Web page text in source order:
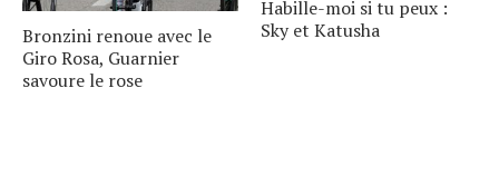
Bronzini renoue avec le
Giro Rosa, Guarnier
savoure le rose
Habille-moi si tu peux :
Sky et Katusha